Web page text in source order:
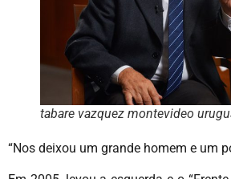
tabare vazquez montevideo
“Nos deixou um grande homem e um